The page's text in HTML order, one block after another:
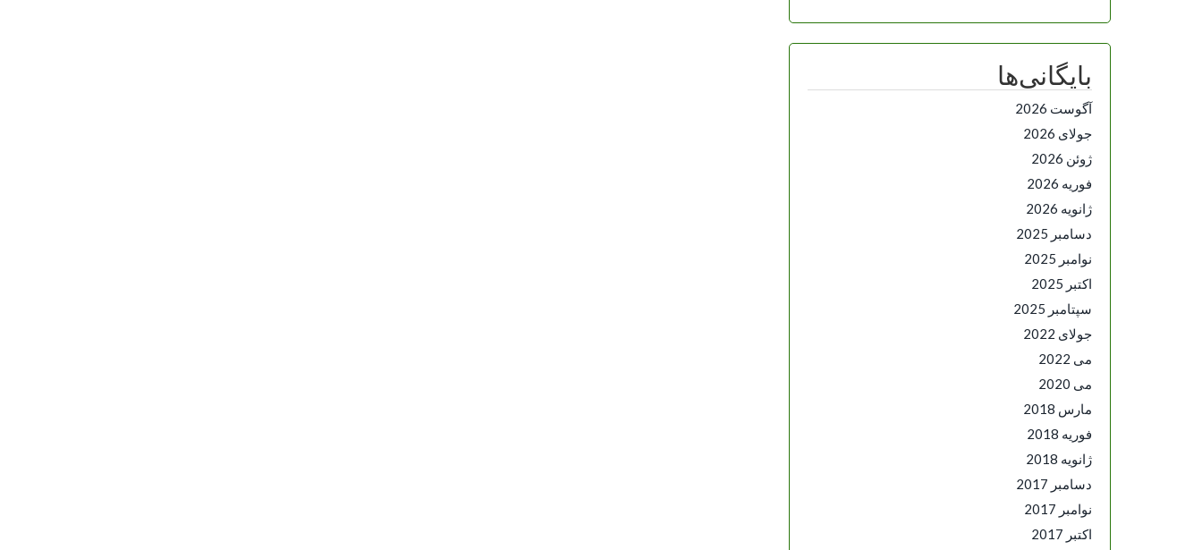
بایگانی‌ها
آگوست 2026
جولای 2026
ژوئن 2026
فوریه 2026
ژانویه 2026
دسامبر 2025
نوامبر 2025
اکتبر 2025
سپتامبر 2025
جولای 2022
می 2022
می 2020
مارس 2018
فوریه 2018
ژانویه 2018
دسامبر 2017
نوامبر 2017
اکتبر 2017